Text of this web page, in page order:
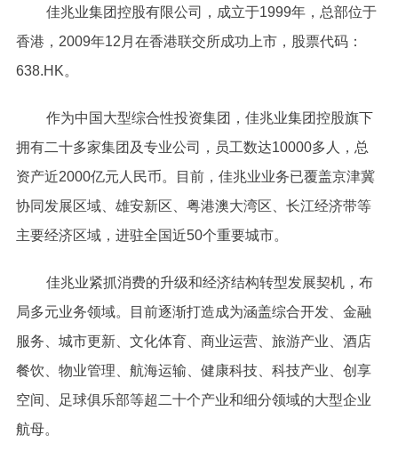
佳兆业集团控股有限公司，成立于1999年，总部位于
香港，2009年12月在香港联交所成功上市，股票代码：
638.HK。
作为中国大型综合性投资集团，佳兆业集团控股旗下
拥有二十多家集团及专业公司，员工数达10000多人，总
资产近2000亿元人民币。目前，佳兆业业务已覆盖京津冀
协同发展区域、雄安新区、粤港澳大湾区、长江经济带等
主要经济区域，进驻全国近50个重要城市。
佳兆业紧抓消费的升级和经济结构转型发展契机，布
局多元业务领域。目前逐渐打造成为涵盖综合开发、金融
服务、城市更新、文化体育、商业运营、旅游产业、酒店
餐饮、物业管理、航海运输、健康科技、科技产业、创享
空间、足球俱乐部等超二十个产业和细分领域的大型企业
航母。